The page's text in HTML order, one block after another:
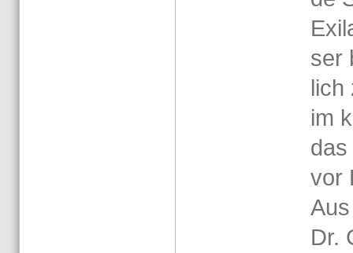
ser
lich
im
vor
Dr.